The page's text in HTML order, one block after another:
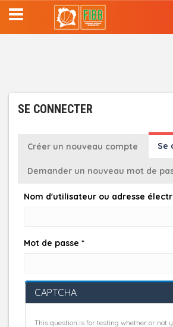
Aller
au
contenu
SE CONNECTER
ONGLETS
PRINCIPAUX
Créer un nouveau compte Se
Demander un nouveau mot de
Nom d'utilisateur ou adresse
Mot de passe *
CAPTCHA
This question is for testing whether or not